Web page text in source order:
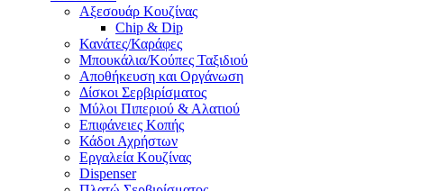
Αξεσουάρ Κουζίνας
Chip & Dip
Κανάτες/Καράφες
Μπουκάλια/Κούπες Ταξιδιού
Αποθήκευση και Οργάνωση
Δίσκοι Σερβιρίσματος
Μύλοι Πιπεριού & Αλατιού
Επιφάνειες Κοπής
Κάδοι Αχρήστων
Εργαλεία Κουζίνας
Dispenser